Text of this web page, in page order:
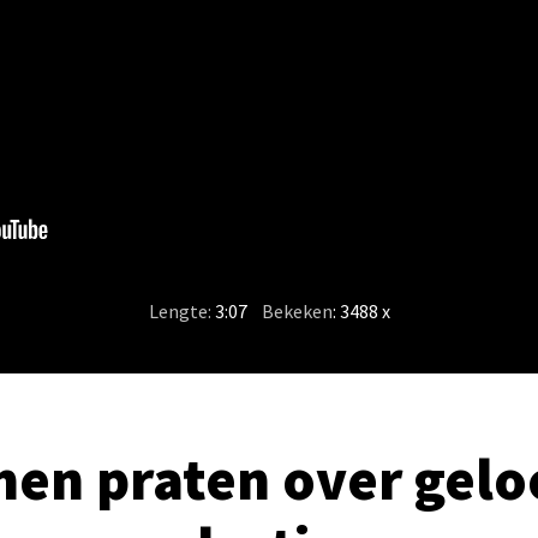
Lengte: 3:07/ Bekeken: 3488 x
praten over